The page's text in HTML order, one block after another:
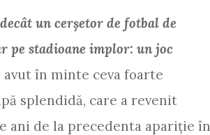
un cerşetor de fotbal de
pe stadioane implor: un joc
avut în minte ceva foarte
splendidă, care a revenit
ani de la precedenta apariţie în